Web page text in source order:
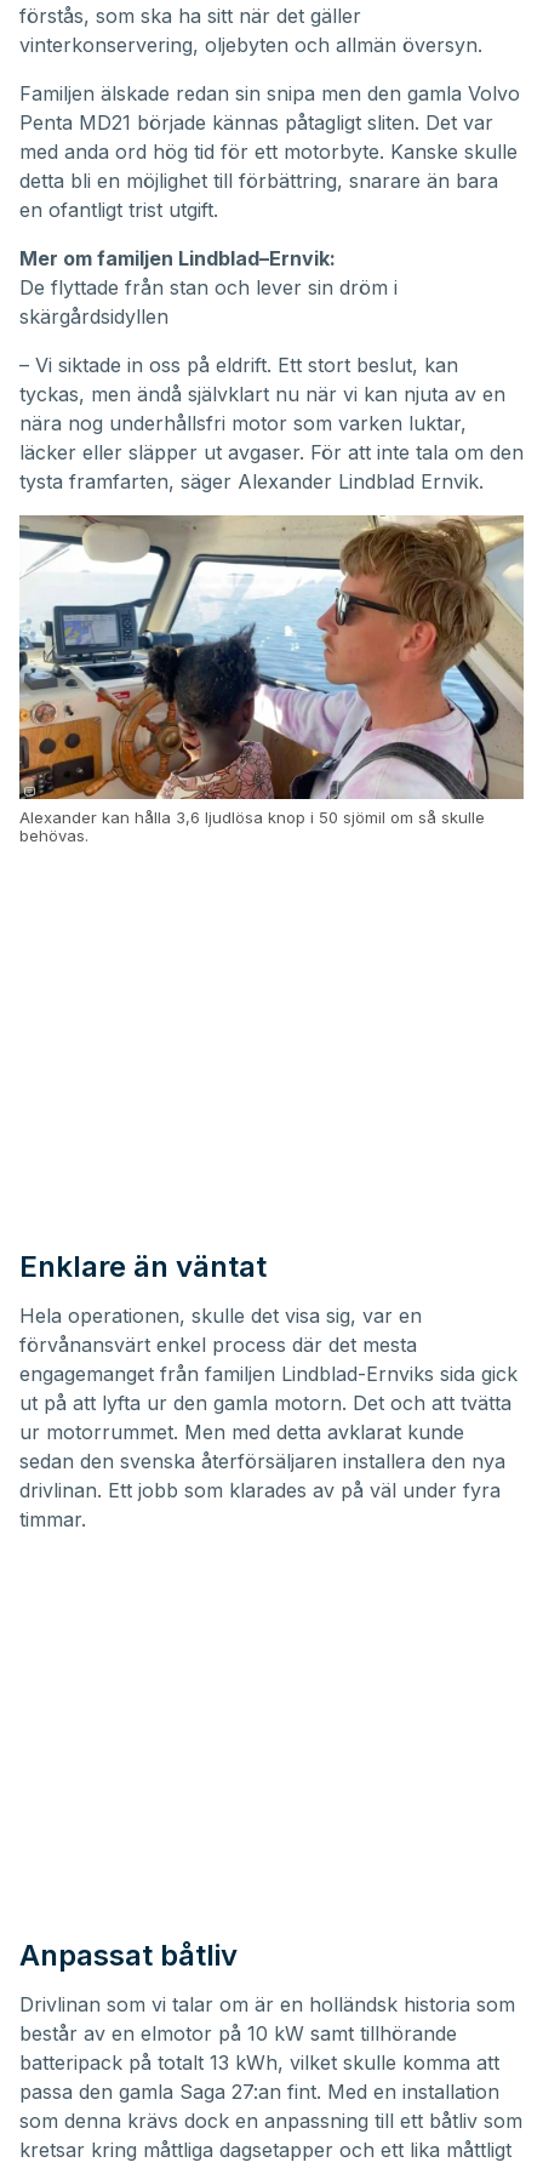
förstås, som ska ha sitt när det gäller
vinterkonservering, oljebyten och allmän översyn.
Familjen älskade redan sin snipa men den gamla Volvo
Penta MD21 började kännas påtagligt sliten. Det var
med anda ord hög tid för ett motorbyte. Kanske skulle
detta bli en möjlighet till förbättring, snarare än bara
en ofantligt trist utgift.
Mer om familjen Lindblad–Ernvik:
De flyttade från stan och lever sin dröm i
skärgårdsidyllen
– Vi siktade in oss på eldrift. Ett stort beslut, kan
tyckas, men ändå självklart nu när vi kan njuta av en
nära nog underhållsfri motor som varken luktar,
läcker eller släpper ut avgaser. För att inte tala om den
tysta framfarten, säger Alexander Lindblad Ernvik.
Alexander kan hålla 3,6 ljudlösa knop i 50 sjömil om så skulle
behövas.
Enklare än väntat
Hela operationen, skulle det visa sig, var en
förvånansvärt enkel process där det mesta
engagemanget från familjen Lindblad-Ernviks sida gick
ut på att lyfta ur den gamla motorn. Det och att tvätta
ur motorrummet. Men med detta avklarat kunde
sedan den svenska återförsäljaren installera den nya
drivlinan. Ett jobb som klarades av på väl under fyra
timmar.
Anpassat båtliv
Drivlinan som vi talar om är en holländsk historia som
består av en elmotor på 10 kW samt tillhörande
batteripack på totalt 13 kWh, vilket skulle komma att
passa den gamla Saga 27:an fint. Med en installation
som denna krävs dock en anpassning till ett båtliv som
kretsar kring måttliga dagsetapper och ett lika måttligt